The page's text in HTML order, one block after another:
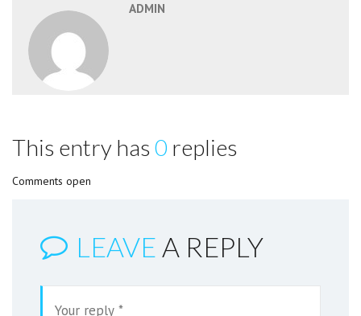
ADMIN
This entry has 0 replies
Comments open
LEAVE A REPLY